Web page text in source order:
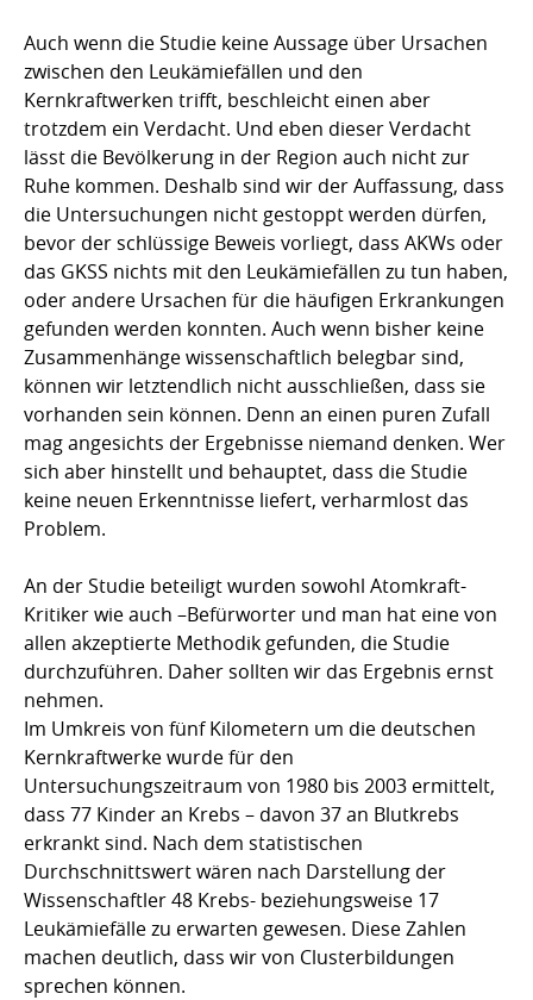
Auch wenn die Studie keine Aussage über Ursachen
zwischen den Leukämiefällen und den
Kernkraftwerken trifft, beschleicht einen aber
trotzdem ein Verdacht. Und eben dieser Verdacht
lässt die Bevölkerung in der Region auch nicht zur
Ruhe kommen. Deshalb sind wir der Auffassung, dass
die Untersuchungen nicht gestoppt werden dürfen,
bevor der schlüssige Beweis vorliegt, dass AKWs oder
das GKSS nichts mit den Leukämiefällen zu tun haben,
oder andere Ursachen für die häufigen Erkrankungen
gefunden werden konnten. Auch wenn bisher keine
Zusammenhänge wissenschaftlich belegbar sind,
können wir letztendlich nicht ausschließen, dass sie
vorhanden sein können. Denn an einen puren Zufall
mag angesichts der Ergebnisse niemand denken. Wer
sich aber hinstellt und behauptet, dass die Studie
keine neuen Erkenntnisse liefert, verharmlost das
Problem.
An der Studie beteiligt wurden sowohl Atomkraft-
Kritiker wie auch –Befürworter und man hat eine von
allen akzeptierte Methodik gefunden, die Studie
durchzuführen. Daher sollten wir das Ergebnis ernst
nehmen.
Im Umkreis von fünf Kilometern um die deutschen
Kernkraftwerke wurde für den
Untersuchungszeitraum von 1980 bis 2003 ermittelt,
dass 77 Kinder an Krebs – davon 37 an Blutkrebs
erkrankt sind. Nach dem statistischen
Durchschnittswert wären nach Darstellung der
Wissenschaftler 48 Krebs- beziehungsweise 17
Leukämiefälle zu erwarten gewesen. Diese Zahlen
machen deutlich, dass wir von Clusterbildungen
sprechen können.